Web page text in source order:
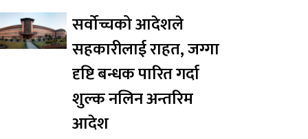
सर्वोच्चको आदेशले
सहकारीलाई राहत, जग्गा
दृष्टि बन्धक पारित गर्दा
शुल्क नलिन अन्तरिम
आदेश